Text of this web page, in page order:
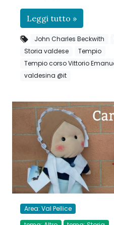
Leggi tutto »
John Charles Beckwith
Storia valdese
Tempio
Tempio corso Vittorio
valdesina @it
Area: Val Pellice